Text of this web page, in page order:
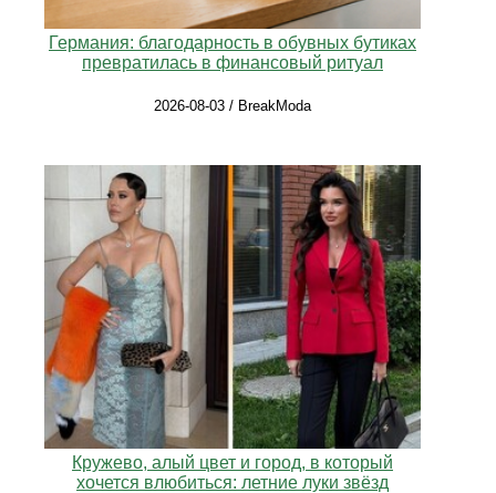
Германия: благодарность в обувных бутиках
превратилась в финансовый ритуал
2026-08-03 / BreakModa
Кружево, алый цвет и город, в который
хочется влюбиться: летние луки звёзд